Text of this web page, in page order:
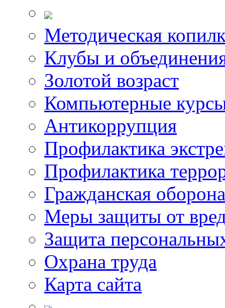
Методическая
Клубы и
Золотой возраст
Компьютерные
Антикоррупция
Профилактика
Профилактика
Гражданская оборона
Меры защиты от
Защита
Охрана труда
Карта сайта